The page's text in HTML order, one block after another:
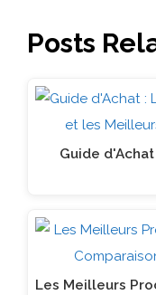
Posts
Guide
Les Meilleurs